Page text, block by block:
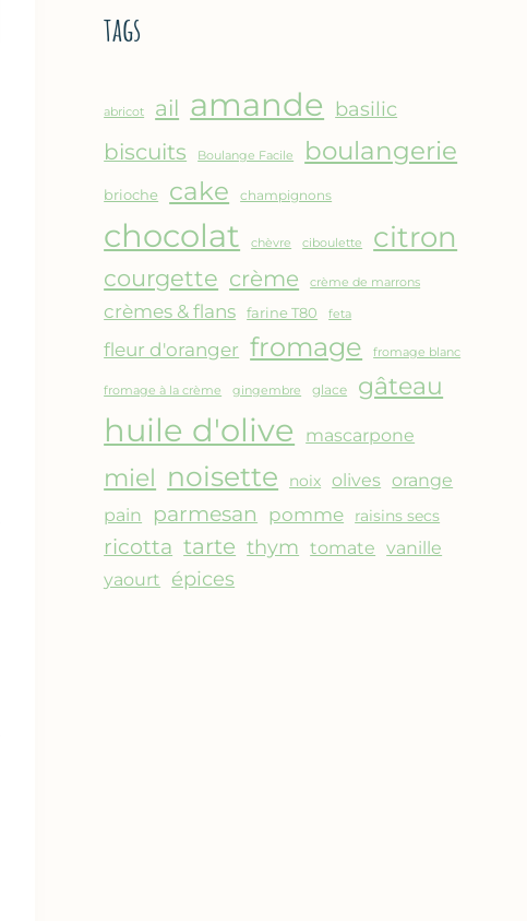
DE
CHICHE
CUISSON
AU
FOUR
tags
abricot ail amande basilic
biscuits Boulange Facile boulangerie
brioche cake champignons
chocolat chèvre ciboulette citron
courgette crème crème de marrons
crèmes & flans farine T80 feta
fleur d'oranger fromage fromage blanc
fromage à la crème gingembre glace gâteau
huile d'olive mascarpone
miel noisette noix olives orange
pain
parmesan pomme raisins secs
ricotta tarte thym tomate vanille
yaourt épices